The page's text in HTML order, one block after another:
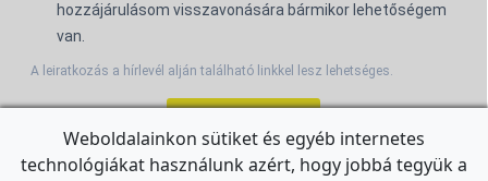
hozzájárulásom visszavonására bármikor lehetőségem
van.
A leiratkozás a hírlevél alján található linkkel lesz lehetséges.
Weboldalainkon sütiket és egyéb internetes
technológiákat használunk azért, hogy jobbá tegyük a